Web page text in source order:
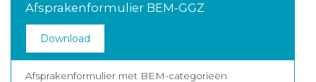
Afsprakenformulier BEM-GGZ
Download
Afsprakenformulier met BEM-categorieën